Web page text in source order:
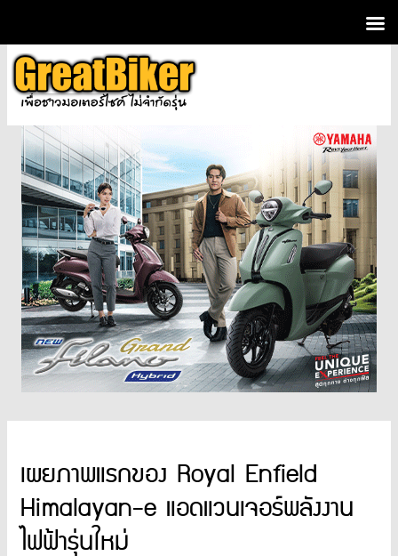
เผยภาพแรกของ Royal Enfield
Himalayan-e แอดแวนเจอร์พลังงาน
ไฟฟ้ารุ่นใหม่